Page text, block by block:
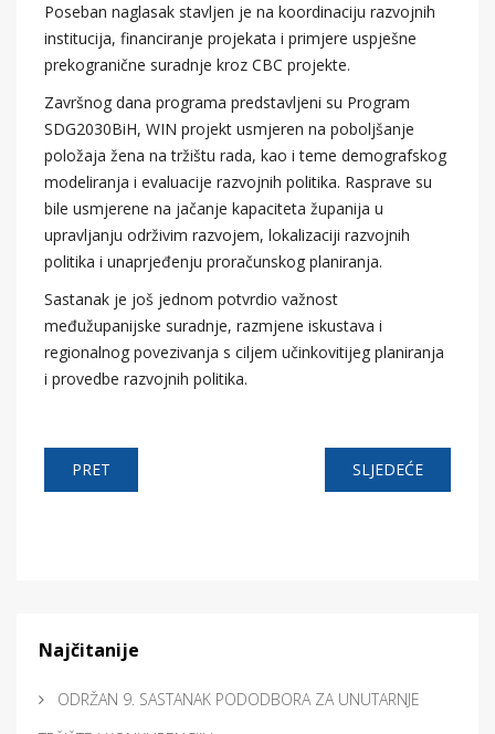
Poseban naglasak stavljen je na koordinaciju razvojnih
institucija, financiranje projekata i primjere uspješne
prekogranične suradnje kroz CBC projekte.
Završnog dana programa predstavljeni su Program
SDG2030BiH, WIN projekt usmjeren na poboljšanje
položaja žena na tržištu rada, kao i teme demografskog
modeliranja i evaluacije razvojnih politika. Rasprave su
bile usmjerene na jačanje kapaciteta županija u
upravljanju održivim razvojem, lokalizaciji razvojnih
politika i unaprjeđenju proračunskog planiranja.
Sastanak je još jednom potvrdio važnost
međužupanijske suradnje, razmjene iskustava i
regionalnog povezivanja s ciljem učinkovitijeg planiranja
i provedbe razvojnih politika.
PRET SLJEDEĆE
Najčitanije
ODRŽAN 9. SASTANAK PODODBORA ZA UNUTARNJE